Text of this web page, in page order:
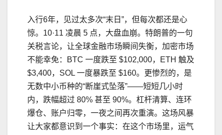
入行6年，见过太多次“末日”，但每次都还是心
惊。10·11 凌晨 5 点，大盘血崩。特朗普的一句
关税言论，让全球金融市场瞬间失衡，加密市场
不能幸免：BTC 一度跌至 $102,000，ETH 触及
$3,400，SOL 一度暴跌至 $160。更惨烈的，是
无数中小币种的“断崖式坠落”——短短几小时
内，跌幅超过 80% 甚至 90%。杠杆清算、连环
爆仓、账户归零，一夜之间再次重演。这场风暴
让大家都意识到一个事实：在这个市场里，运气